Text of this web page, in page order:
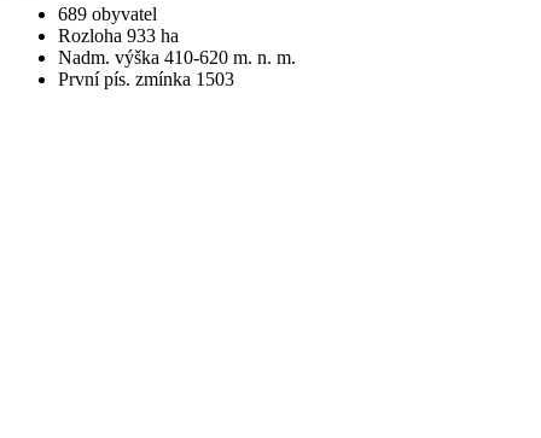
689 obyvatel
Rozloha 933 ha
Nadm. výška 410-620 m. n. m.
První pís. zmínka 1503